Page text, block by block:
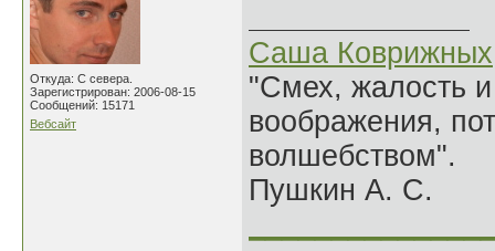
Откуда: С севера.
Зарегистрирован: 2006-08-15
Сообщений: 15171
Вебсайт
Саша Коврижных
"Смех, жалость
воображения,
волшебством".
Пушкин А. С.